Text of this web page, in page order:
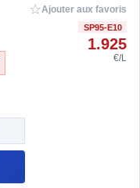
☆Ajouter aux favoris
SP95-E10
1.925
€/L